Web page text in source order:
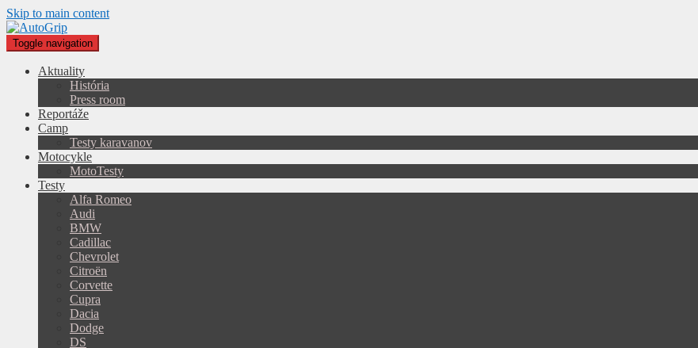
Skip to main content
Toggle navigation
Aktuality
História
Press room
Reportáže
Camp
Testy karavanov
Motocykle
MotoTesty
Testy
Alfa Romeo
Audi
BMW
Cadillac
Chevrolet
Citroën
Corvette
Cupra
Dacia
Dodge
DS